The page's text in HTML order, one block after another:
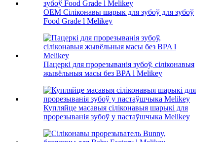
OEM Сіліконавы шарык для зубоў для зубоў
Food Grade l Melikey
Пацеркі для прорезыванія зубоў, сіліконавыя
жывёльныя масы без BPA l Melikey
Купляйце масавыя сіліконавыя шарыкі для
прорезыванія зубоў у пастаўшчыка Melikey